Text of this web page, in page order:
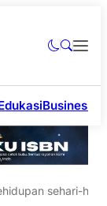
Business
sehari-hari